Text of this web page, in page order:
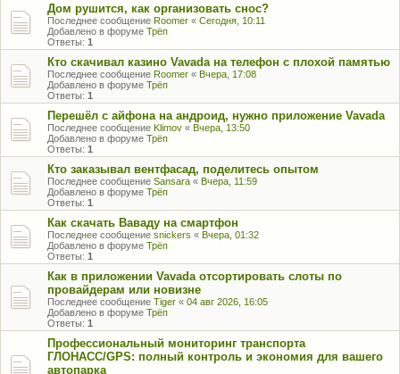
Дом рушится, как организовать снос?
Последнее сообщение Roomer « Сегодня, 10:11
Добавлено в форуме Трёп
Ответы: 1
Кто скачивал казино Vavada на телефон с плохой памятью
Последнее сообщение Roomer « Вчера, 17:08
Добавлено в форуме Трёп
Ответы: 1
Перешёл с айфона на андроид, нужно приложение Vavada
Последнее сообщение Klimov « Вчера, 13:50
Добавлено в форуме Трёп
Ответы: 1
Кто заказывал вентфасад, поделитесь опытом
Последнее сообщение Sansara « Вчера, 11:59
Добавлено в форуме Трёп
Ответы: 1
Как скачать Ваваду на смартфон
Последнее сообщение snickers « Вчера, 01:32
Добавлено в форуме Трёп
Ответы: 1
Как в приложении Vavada отсортировать слоты по
провайдерам или новизне
Последнее сообщение Tiger « 04 авг 2026, 16:05
Добавлено в форуме Трёп
Ответы: 1
Профессиональный мониторинг транспорта
ГЛОНАСС/GPS: полный контроль и экономия для вашего
автопарка